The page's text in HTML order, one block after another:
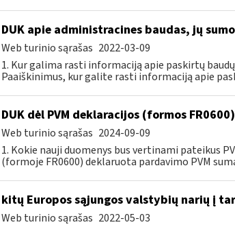
DUK apie administracines baudas, jų
Web turinio sąrašas 2022-03-09
1. Kur galima rasti informaciją apie paskirtų
Paaiškinimus, kur galite rasti informaciją apie
DUK dėl PVM deklaracijos (formos
Web turinio sąrašas 2024-09-09
1. Kokie nauji duomenys bus vertinami pateikus
(formoje FR0600) deklaruota pardavimo PVM
kitų Europos sąjungos valstybių narių į
Web turinio sąrašas 2022-05-03